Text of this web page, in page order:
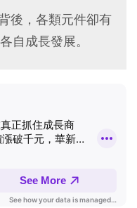
後，各類元件卻有
自成長發展。